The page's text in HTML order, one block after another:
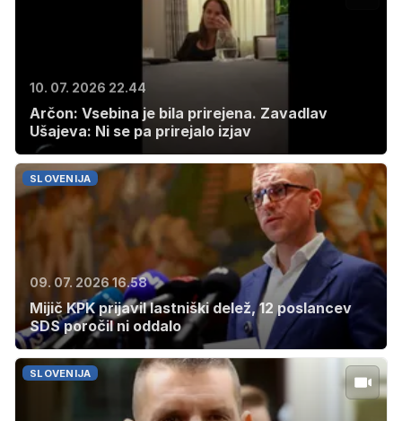
10. 07. 2026 22.44
Arčon: Vsebina je bila prirejena. Zavadlav
Ušajeva: Ni se pa prirejalo izjav
SLOVENIJA
09. 07. 2026 16.58
Mijič KPK prijavil lastniški delež, 12 poslancev
SDS poročil ni oddalo
SLOVENIJA